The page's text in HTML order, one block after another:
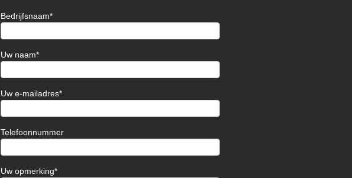
Bedrijfsnaam
Uw naam
Uw e-mailadres
Telefoonnummer
Uw opmerking